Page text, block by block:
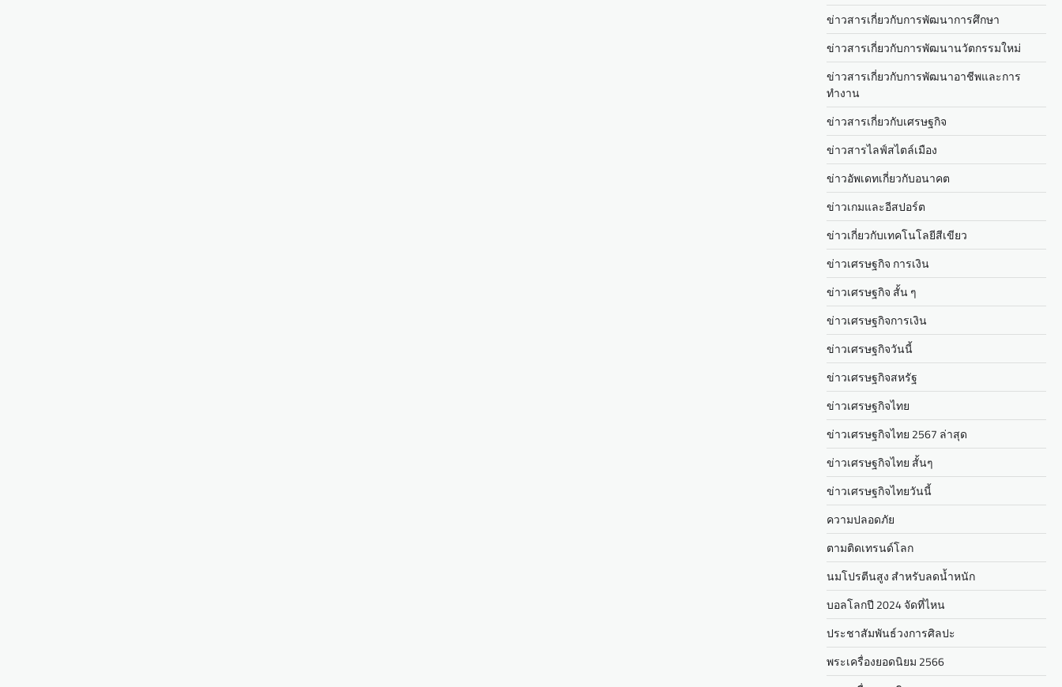
ข่าวสารเกี่ยวกับการพัฒนาการศึกษา
ข่าวสารเกี่ยวกับการพัฒนานวัตกรรมใหม่
ข่าวสารเกี่ยวกับการพัฒนาอาชีพและการ
ทำงาน
ข่าวสารเกี่ยวกับเศรษฐกิจ
ข่าวสารไลฟ์สไตล์เมือง
ข่าวอัพเดทเกี่ยวกับอนาคต
ข่าวเกมและอีสปอร์ต
ข่าวเกี่ยวกับเทคโนโลยีสีเขียว
ข่าวเศรษฐกิจ การเงิน
ข่าวเศรษฐกิจ สั้น ๆ
ข่าวเศรษฐกิจการเงิน
ข่าวเศรษฐกิจวันนี้
ข่าวเศรษฐกิจสหรัฐ
ข่าวเศรษฐกิจไทย
ข่าวเศรษฐกิจไทย 2567 ล่าสุด
ข่าวเศรษฐกิจไทย สั้นๆ
ข่าวเศรษฐกิจไทยวันนี้
ความปลอดภัย
ตามติดเทรนด์โลก
นมโปรตีนสูง สำหรับลดน้ำหนัก
บอลโลกปี 2024 จัดที่ไหน
ประชาสัมพันธ์วงการศิลปะ
พระเครื่องยอดนิยม 2566